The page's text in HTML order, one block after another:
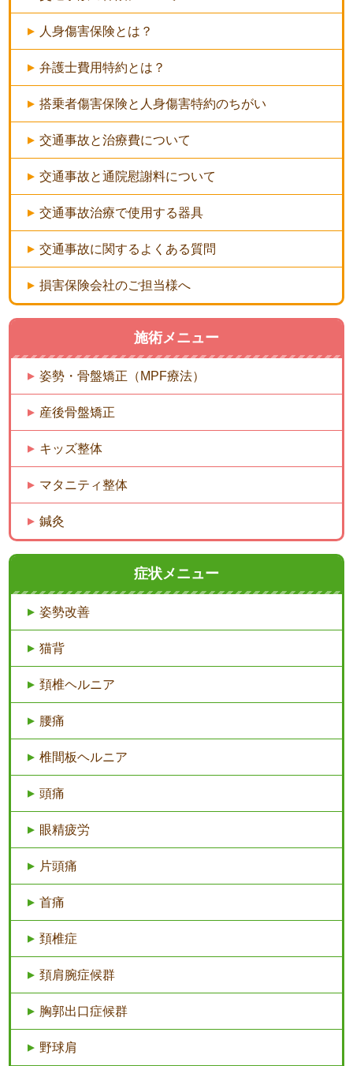
人身傷害保険とは？
弁護士費用特約とは？
搭乗者傷害保険と人身傷害特約のちがい
交通事故と治療費について
交通事故と通院慰謝料について
交通事故治療で使用する器具
交通事故に関するよくある質問
損害保険会社のご担当様へ
施術メニュー
姿勢・骨盤矯正（MPF療法）
産後骨盤矯正
キッズ整体
マタニティ整体
鍼灸
症状メニュー
姿勢改善
猫背
頚椎ヘルニア
腰痛
椎間板ヘルニア
頭痛
眼精疲労
片頭痛
首痛
頚椎症
頚肩腕症候群
胸郭出口症候群
野球肩